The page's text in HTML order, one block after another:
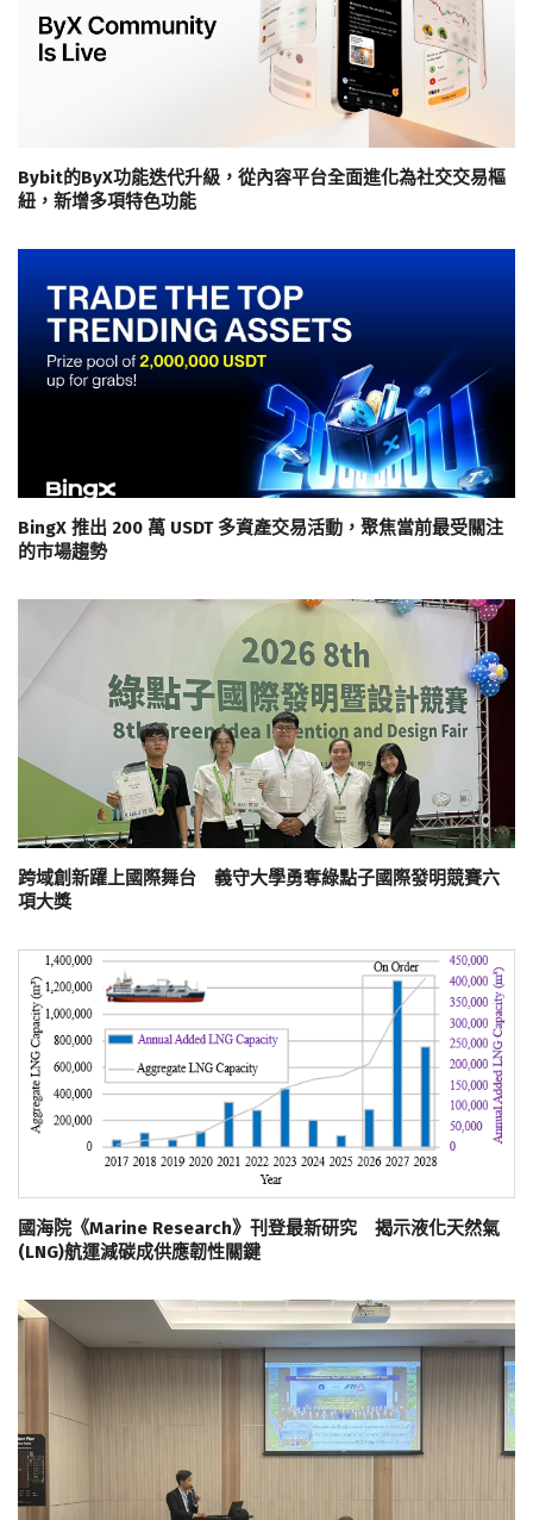
Bybit的ByX功能迭代升級，從內容平台全面進化為社交交易樞
紐，新增多項特色功能
BingX 推出 200 萬 USDT 多資產交易活動，聚焦當前最受關注
的市場趨勢
跨域創新躍上國際舞台 義守大學勇奪綠點子國際發明競賽六
項大獎
國海院《Marine Research》刊登最新研究 揭示液化天然氣
(LNG)航運減碳成供應韌性關鍵